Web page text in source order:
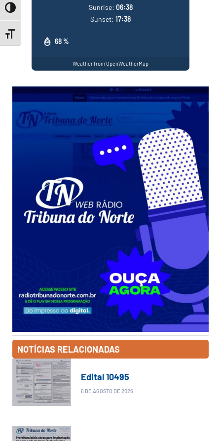
Toggle High Contrast
Toggle Font size
68 %
Sunrise: 06:38
Sunset: 17:38
Weather from OpenWeatherMap
NOTÍCIAS RELACIONADAS
Edital 10495
6 DE AGOSTO DE 2026